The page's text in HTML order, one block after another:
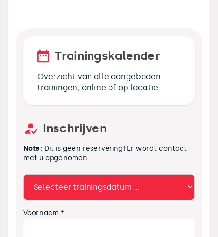
Trainingskalender
Overzicht van alle aangeboden
trainingen, online of op locatie.
Inschrijven
Note: Dit is geen reservering! Er wordt contact
met u opgenomen.
Voornaam *